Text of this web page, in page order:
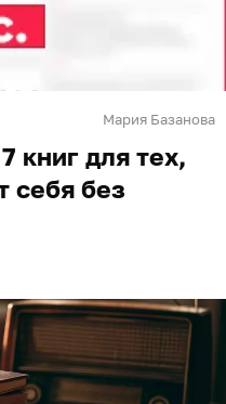
Мария Базанова
книг для тех,
себя без